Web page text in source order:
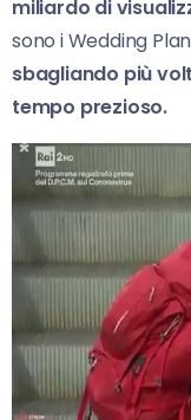
miliardo di
sono i Wedding
sbagliando più
tempo prezioso.